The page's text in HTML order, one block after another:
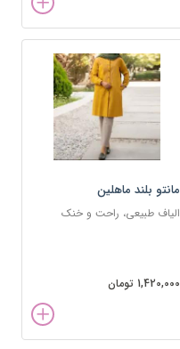
مانتو بلند ماهلین
الیاف طبیعی، راحت و خنک
1,420,000 تومان